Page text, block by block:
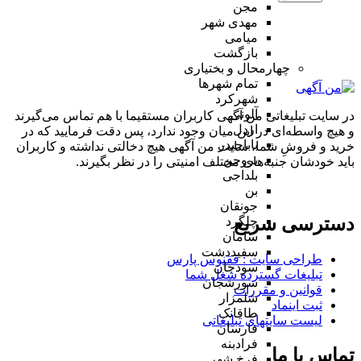
مجن
مهدی شهر
میامی
بازگشت
چهارمحال و بختیاری
تمام شهر‌ها
شهرکرد
آلونی
اردل
باباحیدر
بروجن
بلداجی
بن
جونقان
چلگرد
سامان
سفیددشت
سودجان
سورشجان
شلمزار
طاقانک
فارسان
فرادبنه
در سایت تبلیغاتی من آگهی کاربران مستقیما با هم تماس می‌گیرند
و هیچ واسطه‌ای در این میان وجود ندارد، پس دقت فرمایید که در
خرید و فروشِ شما، سایت من آگهی هیچ دخالتی نداشته و کاربران
باید خودشان جنبه‌های مختلف امنیتی را در نظر بگیرند.
دسترسی سریع
طراحی سایت :‌ ققنوس پارس
تبلیغات گسترده شغل شما
قوانین و مقررات
ثبت اینماد
لیست سایتهای تبلیغاتی
تماس با ما